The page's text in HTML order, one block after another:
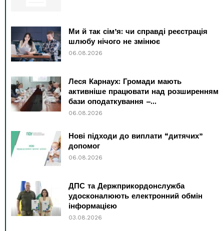
Ми й так сім’я: чи справді реєстрація
шлюбу нічого не змінює
06.08.2026
Леся Карнаух: Громади мають
активніше працювати над розширенням
бази оподаткування –...
06.08.2026
Нові підходи до виплати “дитячих”
допомог
06.08.2026
ДПС та Держприкордонслужба
удосконалюють електронний обмін
інформацією
03.08.2026